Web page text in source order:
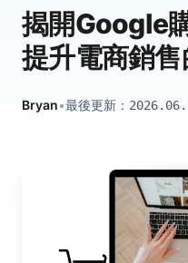
揭開Google
提升電商銷售
Bryan•最後更新：